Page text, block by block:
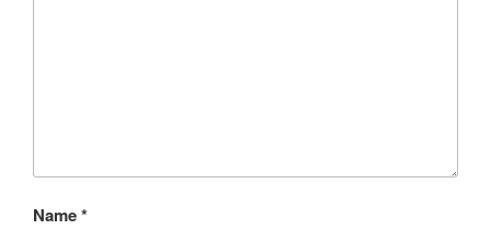
Name*